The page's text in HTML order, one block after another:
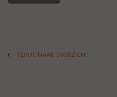
TERUG NAAR OVERZICHT